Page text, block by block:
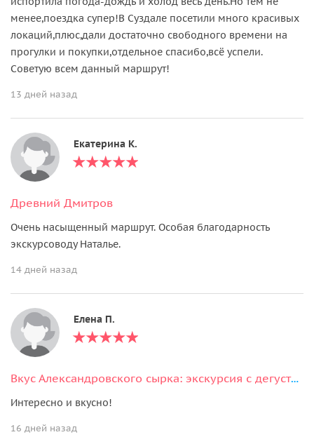
менее,поездка супер!В Суздале посетили много красивых
локаций,плюс,дали достаточно свободного времени на
прогулки и покупки,отдельное спасибо,всё успели.
Советую всем данный маршрут!
13 дней назад
Екатерина К.
Древний Дмитров
Очень насыщенный маршрут. Особая благодарность
экскурсоводу Наталье.
14 дней назад
Елена П.
Вкус Александровского сырка: экскурсия с дегустацией
Интересно и вкусно!
16 дней назад